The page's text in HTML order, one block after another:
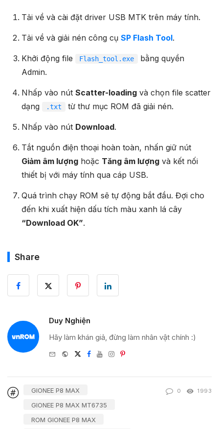
Tải về và cài đặt driver USB MTK trên máy tính.
Tải về và giải nén công cụ SP Flash Tool.
Khởi động file Flash_tool.exe
bằng quyền
Admin.
Nhấp vào nút Scatter-loadingvà chọn file scatter
dạng
.txt từ thư mục ROM đã giải nén.
Nhấp vào nút Download.
Tắt nguồn điện thoại hoàn toàn, nhấn giữ nút
Giảm âm lượnghoặc Tăng âm lượngvà kết nối
thiết bị với máy tính qua cáp USB.
Quá trình chạy ROM sẽ tự động bắt đầu. Đợi cho
đến khi xuất hiện dấu tích màu xanh lá cây
“Download OK”.
Share
Duy Nghiện
Hãy làm khán giả, đừng làm nhân vật chính :)
e-
WebsiteTwitter
Facebook
YoutubeInstagram
Pinterest
GIONEE P8 MAX
GIONEE P8 MAX MT6735
ROM GIONEE P8 MAX
0 1993